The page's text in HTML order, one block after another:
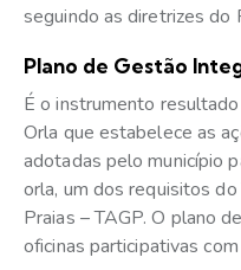
seguindo as diretrizes do
Plano de Gestão
É o instrumento
Orla que estabelece as
adotadas pelo município
orla, um dos requisitos
Praias – TAGP. O plano
oficinas participativas